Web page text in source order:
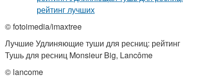
© fotoimedia/imaxtree
Лучшие Удлиняющие туши для ресниц: рейтинг
Тушь для ресниц Monsieur Big, Lancôme
© lancome